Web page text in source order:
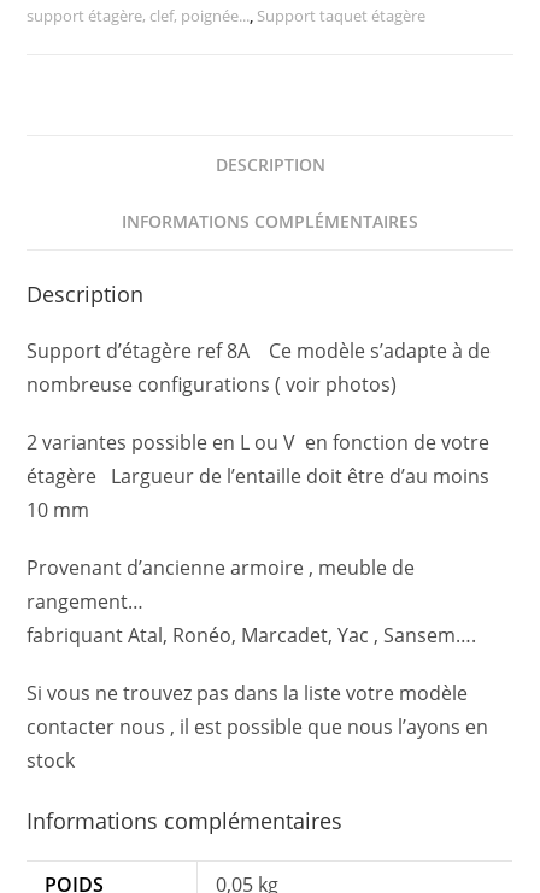
support étagère, clef, poignée..., Support taquet étagère
DESCRIPTION
INFORMATIONS COMPLÉMENTAIRES
Description
Support d’étagère ref 8A Ce modèle s’adapte à de
nombreuse configurations ( voir photos)
2 variantes possible en L ou V en fonction de votre
étagère Largueur de l’entaille doit être d’au moins
10 mm
Provenant d’ancienne armoire , meuble de
rangement…
fabriquant Atal, Ronéo, Marcadet, Yac , Sansem….
Si vous ne trouvez pas dans la liste votre modèle
contacter nous , il est possible que nous l’ayons en
stock
Informations complémentaires
POIDS
0,05 kg